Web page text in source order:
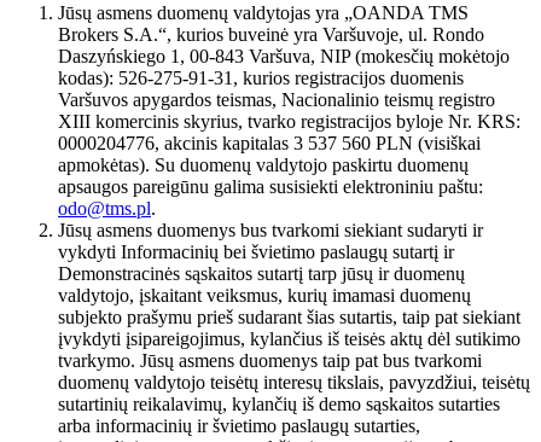
Jūsų asmens duomenų valdytojas yra „OANDA TMS
Brokers S.A.“, kurios buveinė yra Varšuvoje, ul. Rondo
Daszyńskiego 1, 00-843 Varšuva, NIP (mokesčių mokėtojo
kodas): 526-275-91-31, kurios registracijos duomenis
Varšuvos apygardos teismas, Nacionalinio teismų registro
XIII komercinis skyrius, tvarko registracijos byloje Nr. KRS:
0000204776, akcinis kapitalas 3 537 560 PLN (visiškai
apmokėtas). Su duomenų valdytojo paskirtu duomenų
apsaugos pareigūnu galima susisiekti elektroniniu paštu:
odo@tms.pl.
Jūsų asmens duomenys bus tvarkomi siekiant sudaryti ir
vykdyti Informacinių bei švietimo paslaugų sutartį ir
Demonstracinės sąskaitos sutartį tarp jūsų ir duomenų
valdytojo, įskaitant veiksmus, kurių imamasi duomenų
subjekto prašymu prieš sudarant šias sutartis, taip pat siekiant
įvykdyti įsipareigojimus, kylančius iš teisės aktų dėl sutikimo
tvarkymo. Jūsų asmens duomenys taip pat bus tvarkomi
duomenų valdytojo teisėtų interesų tikslais, pavyzdžiui, teisėtų
sutartinių reikalavimų, kylančių iš demo sąskaitos sutarties
arba informacinių ir švietimo paslaugų sutarties,